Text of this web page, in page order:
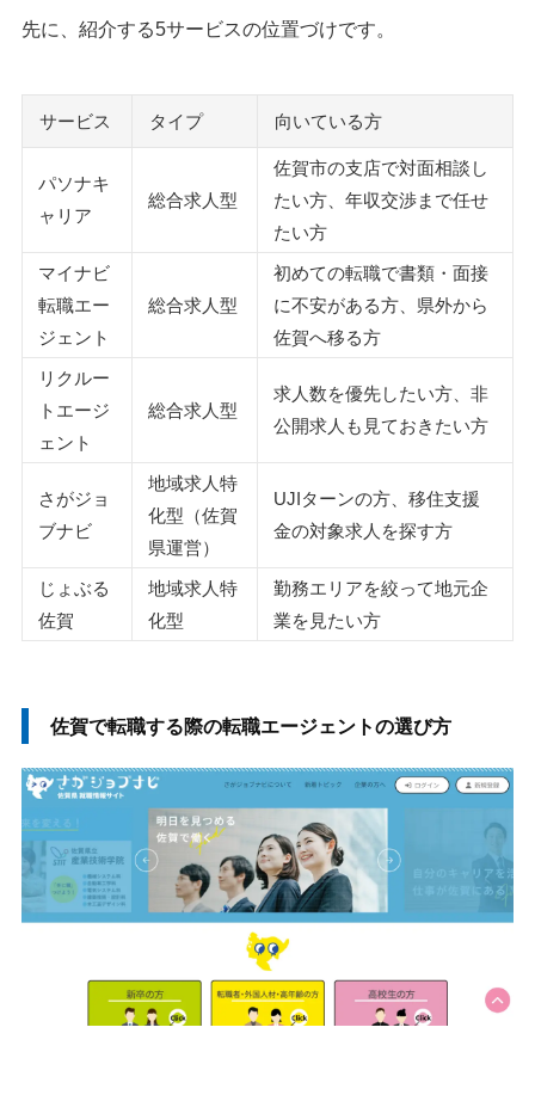
佐賀の転職で転職エージェントを利用するメリット
1.佐賀の企業事情や転職情報が手に入る
2.佐賀の非公開求人や地元求人を紹介してもらえる
3.日程調整や条件交渉を任せられる
4.転職エージェントを使って良かったのはどんな人か
佐賀で転職エージェントを使う前に確認したいこと
転職エージェントを使わない方がよい人もいる
勤務地を佐賀県内に限るか、福岡まで広げるか
佐賀の優良企業は社名だけで選ばない
登録は2～3社から始める
佐賀の転職市場について
佐賀の有効求人倍率
佐賀の平均年収
佐賀の転職エージェントまとめ
先に、紹介する5サービスの位置づけです。
サービス タイプ 向いている方
パソナキ
ャリア
総合求人型
佐賀市の支店で対面相談し
たい方、年収交渉まで任せ
たい方
マイナビ
転職エー
ジェント
総合求人型
初めての転職で書類・面接
に不安がある方、県外から
佐賀へ移る方
リクルー
トエージ
ェント
総合求人型
求人数を優先したい方、非
公開求人も見ておきたい方
さがジョ
ブナビ
地域求人特
化型（佐賀
県運営）
UJIターンの方、移住支援
金の対象求人を探す方
じょぶる
佐賀
地域求人特
化型
勤務エリアを絞って地元企
業を見たい方
佐賀で転職する際の転職エージェントの選び方